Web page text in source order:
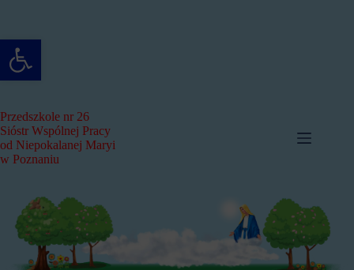
Otwórz pasek narzędzi
Przedszkole nr 26
Sióstr Wspólnej Pracy
od Niepokalanej Maryi
w Poznaniu